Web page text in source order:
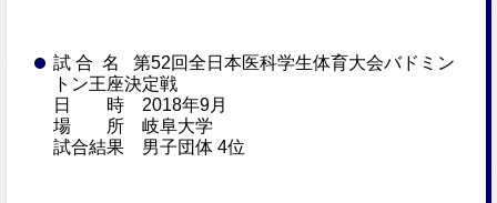
試 合 名 第52回全日本医科学生体育大会バドミン
トン王座決定戦
日 時 2018年9月
場 所 岐阜大学
試合結果 男子団体 4位